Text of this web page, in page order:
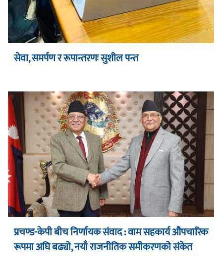
सेवा, समर्पण र रूपान्तरणः सुशील पन्त
प्रचण्ड-केपी बीच निर्णायक संवाद : वाम सहकार्य औपचारिक
रूपमा अघि बढ्यो, नयाँ राजनीतिक समीकरणको संकेत